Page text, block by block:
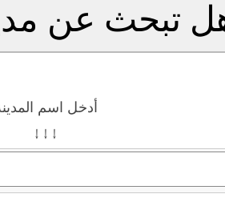
تبحث عن
أدخل اسم
↓ ↓ ↓